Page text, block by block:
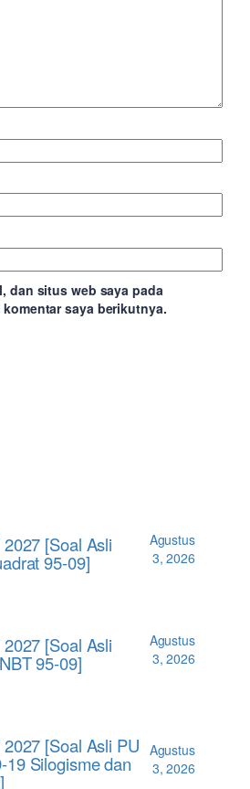
dan situs web saya pada
saya berikutnya.
[Soal Asli
95-09]
Agustus
3, 2026
[Soal Asli
95-09]
Agustus
3, 2026
[Soal Asli PU
19 Silogisme dan
Agustus
3, 2026